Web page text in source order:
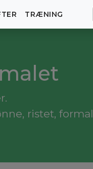
TRÆNING
ristet,